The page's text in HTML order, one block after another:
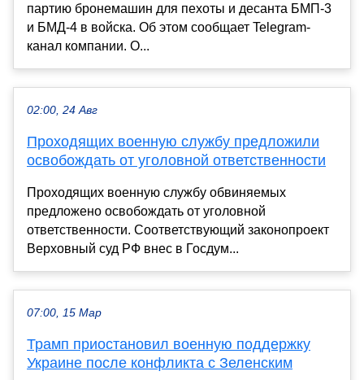
партию бронемашин для пехоты и десанта БМП-3
и БМД-4 в войска. Об этом сообщает Telegram-
канал компании. О...
02:00, 24 Авг
Проходящих военную службу предложили
освобождать от уголовной ответственности
Проходящих военную службу обвиняемых
предложено освобождать от уголовной
ответственности. Соответствующий законопроект
Верховный суд РФ внес в Госдум...
07:00, 15 Мар
Трамп приостановил военную поддержку
Украине после конфликта с Зеленским